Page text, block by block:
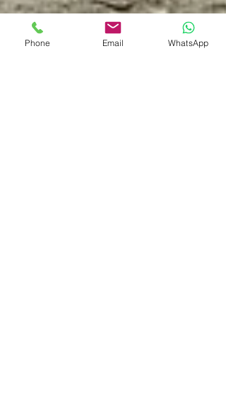
Phone Email WhatsApp